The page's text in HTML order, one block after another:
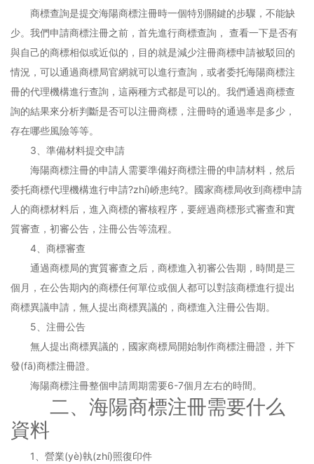
商標查詢是提交海陽商標注冊時一個特別關鍵的步驟，不能缺
少。我們申請商標注冊之前，首先進行商標查詢， 查看一下是否有
與自己的商標相似或近似的，目的就是減少注冊商標申請被駁回的
情況，可以通過商標局官網就可以進行查詢，或者委托海陽商標注
冊的代理機構進行查詢，這兩種方式都是可以的。我們通過商標查
詢的結果來分析判斷是否可以注冊商標，注冊時的通過率是多少，
存在哪些風險等等。
3、準備材料提交申請
海陽商標注冊的申請人需要準備好商標注冊的申請材料，然后
委托商標代理機構進行申請?zhí)峤患纯?。國家商標局收到商標申請
人的商標材料后，進入商標的審核程序，要經過商標形式審查和實
質審查，初審公告，注冊公告等流程。
4、商標審查
通過商標局的實質審查之后，商標進入初審公告期，時間是三
個月，在公告期內的商標任何單位或個人都可以對該商標進行提出
商標異議申請，無人提出商標異議的，商標進入注冊公告期。
5、注冊公告
無人提出商標異議的，國家商標局開始制作商標注冊證，并下
發(fā)商標注冊證。
海陽商標注冊整個申請周期需要6-7個月左右的時間。
二、海陽商標注冊需要什么
資料
1、營業(yè)執(zhí)照復印件